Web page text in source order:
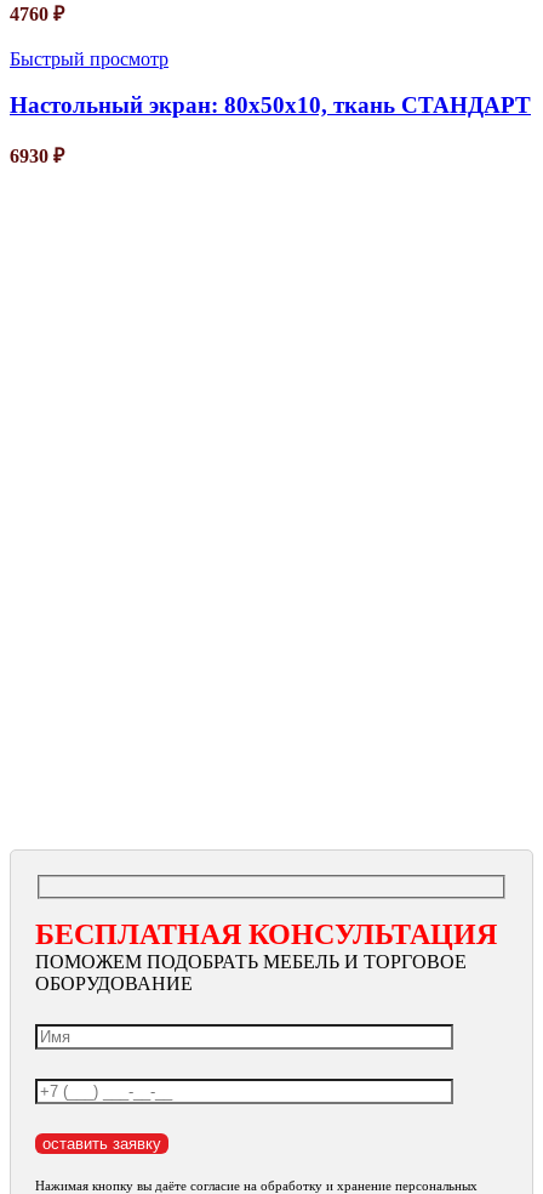
4760 ₽
Быстрый просмотр
Настольный экран: 80х50х10, ткань СТАНДАРТ
6930 ₽
БЕСПЛАТНАЯ КОНСУЛЬТАЦИЯ
ПОМОЖЕМ ПОДОБРАТЬ МЕБЕЛЬ И ТОРГОВОЕ
ОБОРУДОВАНИЕ
Нажимая кнопку вы даёте согласие на обработку и хранение персональных